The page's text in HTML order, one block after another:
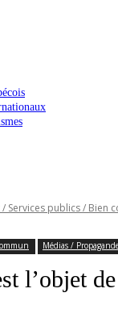
/ Services publics / Bien
Médias /
l’objet